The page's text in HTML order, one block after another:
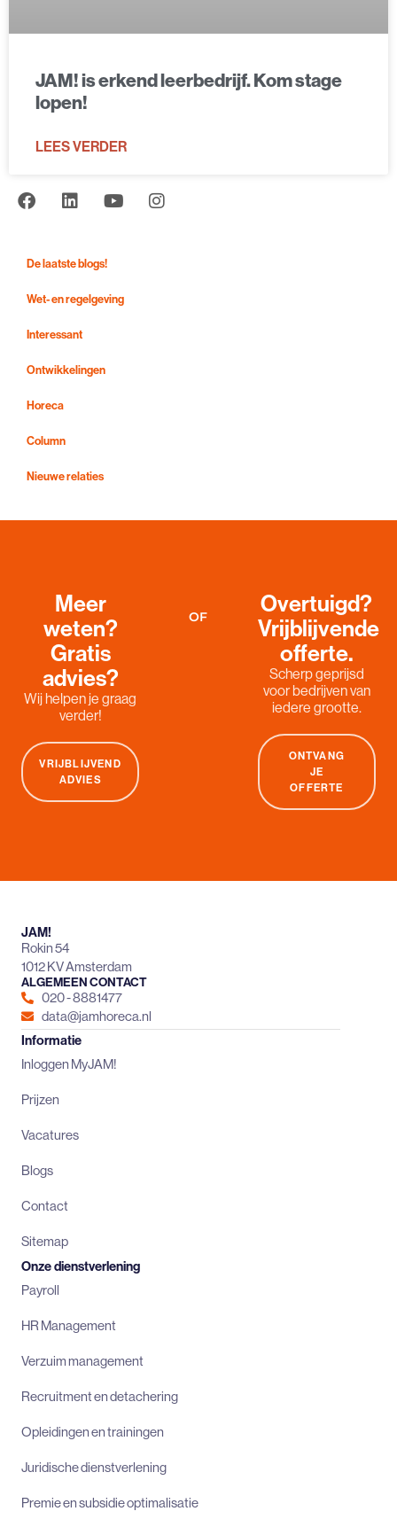
JAM! is erkend leerbedrijf. Kom stage
lopen!
LEES VERDER
De laatste blogs!
Wet- en regelgeving
Interessant
Ontwikkelingen
Horeca
Column
Nieuwe relaties
Meer
weten?
Gratis
advies?
Wij helpen je graag
verder!
VRIJBLIJVEND
ADVIES
OF
Overtuigd?
Vrijblijvende
offerte.
Scherp geprijsd
voor bedrijven van
iedere grootte.
ONTVANG
JE
OFFERTE
JAM!
Rokin 54
1012 KV Amsterdam
ALGEMEEN CONTACT
020 - 8881477
data@jamhoreca.nl
Informatie
Inloggen MyJAM!
Prijzen
Vacatures
Blogs
Contact
Sitemap
Onze dienstverlening
Payroll
HR Management
Verzuim management
Recruitment en detachering
Opleidingen en trainingen
Juridische dienstverlening
Premie en subsidie optimalisatie